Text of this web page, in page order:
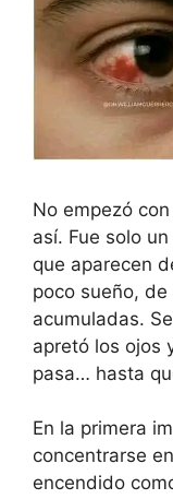
No empezó
así. Fue solo
que aparecen
poco sueño,
acumuladas.
apretó los ojos
pasa… hasta
En la primera
concentrarse
encendido